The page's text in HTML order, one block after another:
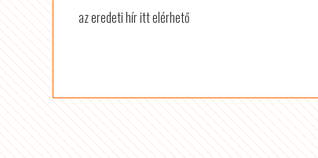
az eredeti hír itt elérhető